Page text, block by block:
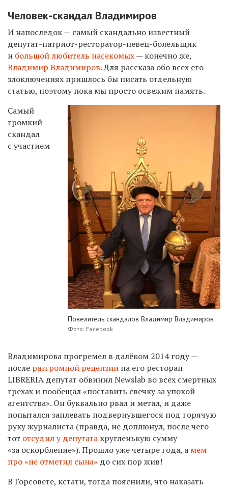
Человек-скандал Владимиров
И напоследок — самый скандально известный
депутат-патриот-ресторатор-певец-болельщик
и большой любитель насекомых— конечно же,
Владимир Владимиров. Для рассказа обо всех его
злоключениях пришлось бы писать отдельную
статью, поэтому пока мы просто освежим память.
Повелитель скандалов Владимир Владимиров
Фото: Facebook
Самый
громкий
скандал
с участием
Владимирова прогремел в далёком 2014 году —
после разгромной рецензии на его ресторан
LIBRERIA депутат обвинил Newslab во всех смертных
грехах и пообещал «поставить свечку за упокой
агентства». Он буквально рвал и метал, и даже
попытался заплевать подвернувшегося под горячую
руку журналиста (правда, не доплюнул, после чего
тот отсудил у депутата кругленькую сумму
«за оскорбление»). Прошло уже четыре года, а мем
про «не отметил сына» до сих пор жив!
В Горсовете, кстати, тогда пояснили, что наказать